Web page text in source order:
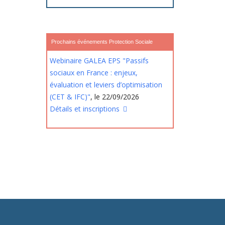
Prochains événements Protection Sociale
Webinaire GALEA EPS "Passifs
sociaux en France : enjeux,
évaluation et leviers d’optimisation
(CET & IFC)", le 22/09/2026
Détails et inscriptions